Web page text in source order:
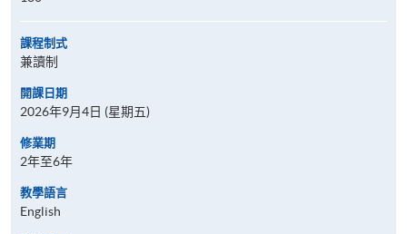
課程制式
兼讀制
開課日期
2026年9月4日 (星期五)
修業期
2年至6年
教學語言
English